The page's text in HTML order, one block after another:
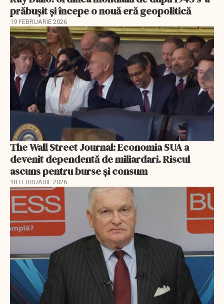
prăbușit și începe o nouă eră geopolitică
19 FEBRUARIE 2026
The Wall Street Journal: Economia SUA a
devenit dependentă de miliardari. Riscul
ascuns pentru burse și consum
18 FEBRUARIE 2026
EXCLUSIV